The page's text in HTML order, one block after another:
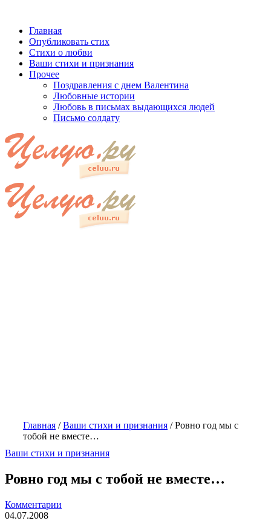
Главная
Опубликовать стих
Стихи о любви
Ваши стихи и признания
Прочее
Поздравления с днем Валентина
Любовные истории
Любовь в письмах выдающихся людей
Письмо солдату
Главная /Ваши стихи и признания /Ровно год мы с
тобой не вместе…
Ваши стихи и признания
Ровно год мы с тобой не вместе…
Комментарии
04.07.2008